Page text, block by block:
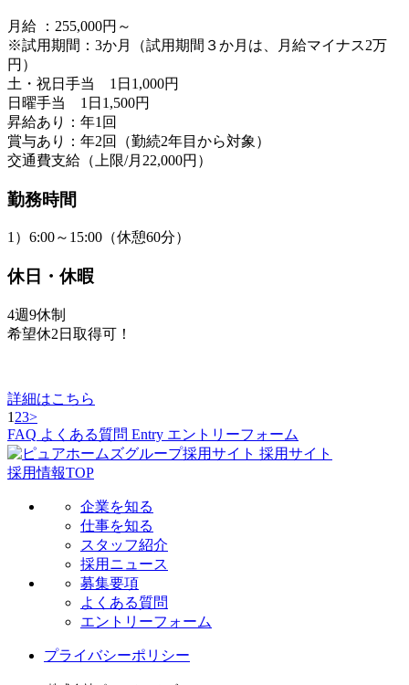
月給 ：255,000円～
※試用期間：3か月（試用期間３か月は、月給マイナス2万
円）
土・祝日手当 1日1,000円
日曜手当 1日1,500円
昇給あり：年1回
賞与あり：年2回（勤続2年目から対象）
交通費支給（上限/月22,000円）
勤務時間
1）6:00～15:00（休憩60分）
休日・休暇
4週9休制
希望休2日取得可！
詳細はこちら
1 23>
FAQ よくある質問 Entry エントリーフォーム
採用サイト
採用情報TOP
企業を知る
仕事を知る
スタッフ紹介
採用ニュース
募集要項
よくある質問
エントリーフォーム
プライバシーポリシー